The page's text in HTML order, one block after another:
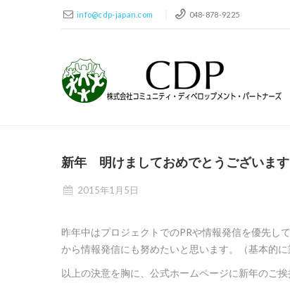
info@cdp-japan.com 048-878-9225
新年 明けましておめでとうございます
2015年1月5日
昨年中はプロジェクトでのPRや情報発信を優先し
から情報発信にも努めたいと思います。（基本的
以上の決意を胸に、公式ホームページに新年のご